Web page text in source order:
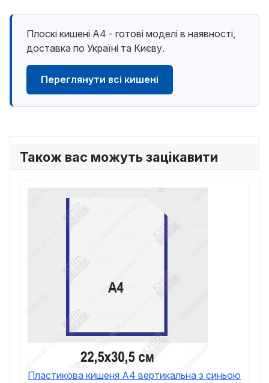
Плоскі кишені А4 - готові моделі в наявності,
доставка по Україні та Києву.
Переглянути всі кишені
Також вас можуть зацікавити
Пластикова кишеня А4 вертикальна з синьою